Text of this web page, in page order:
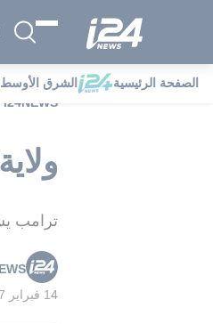
الصفحة الرئيسية الشرق الأوسط
i24NEWS
ترامب
14 فبراير 2017 08:12 ص